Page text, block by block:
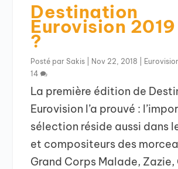
Destination
Eurovision
?
Posté parSakis Nov 22, 2018
14
La première édition de
Eurovision l’a prouvé :
sélection réside aussi dans
et compositeurs des
Grand Corps Malade,